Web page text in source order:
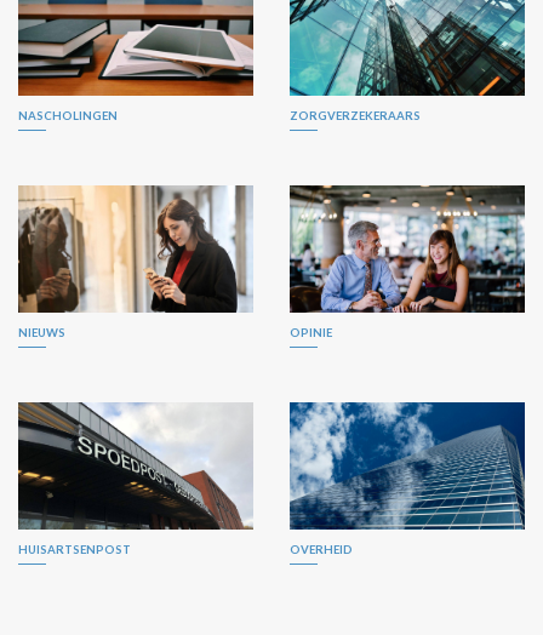
NASCHOLINGEN ZORGVERZEKERAARS
NIEUWS OPINIE
HUISARTSENPOST OVERHEID